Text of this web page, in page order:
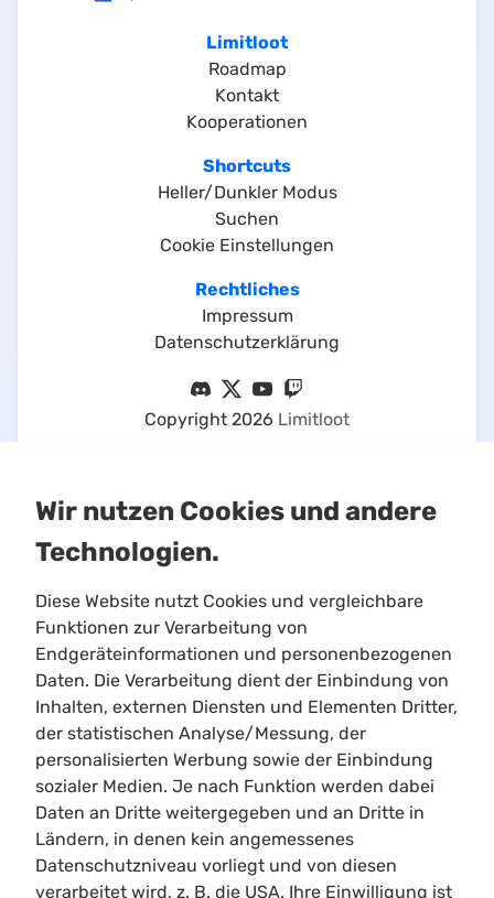
Limitloot
Roadmap
Kontakt
Kooperationen
Shortcuts
Heller/Dunkler Modus
Suchen
Cookie Einstellungen
Rechtliches
Impressum
Datenschutzerklärung
Copyright 2026 Limitloot
This is an unofficial Star Citizen fansite, not
affiliated with the Cloud Imperium group of
companies. All content on this site not authored
by its host or users are property of their
respective owners.
All characters, places, events, ships, and ship
designs, and other content originating from Star
Wir nutzen Cookies und andere
Technologien.
Diese Website nutzt Cookies und vergleichbare
Funktionen zur Verarbeitung von
Endgeräteinformationen und personenbezogenen
Daten. Die Verarbeitung dient der Einbindung von
Inhalten, externen Diensten und Elementen Dritter,
der statistischen Analyse/Messung, der
personalisierten Werbung sowie der Einbindung
sozialer Medien. Je nach Funktion werden dabei
Daten an Dritte weitergegeben und an Dritte in
Ländern, in denen kein angemessenes
Datenschutzniveau vorliegt und von diesen
verarbeitet wird, z. B. die USA. Ihre Einwilligung ist